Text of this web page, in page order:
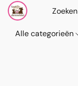
Alle categorieën